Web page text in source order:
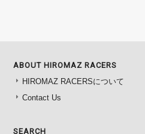
ABOUT HIROMAZ RACERS
HIROMAZ RACERSについて
Contact Us
SEARCH